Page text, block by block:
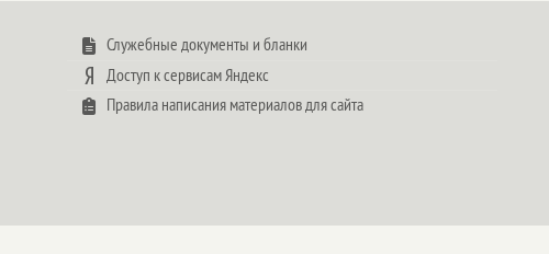
Служебные документы и бланки
Доступ к сервисам Яндекс
Правила написания материалов для сайта